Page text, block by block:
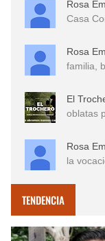
Rosa
Casa
Rosa
familia,
El
oblatas
Rosa
la
TENDENCIA